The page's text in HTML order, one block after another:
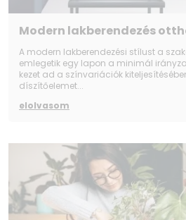
Modern lakberendezés
A modern lakberendezési stílust a
emlegetik egy lapon a minimál
kezet ad a színvariációk
díszítőelemet...
elolvasom